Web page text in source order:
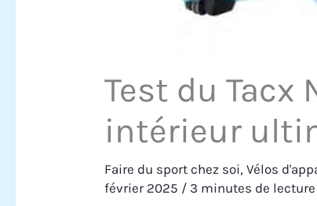
Test du Tacx
intérieur
Faire du sport chez soi,Vélos
février 2025 / 3 minutes de lecture